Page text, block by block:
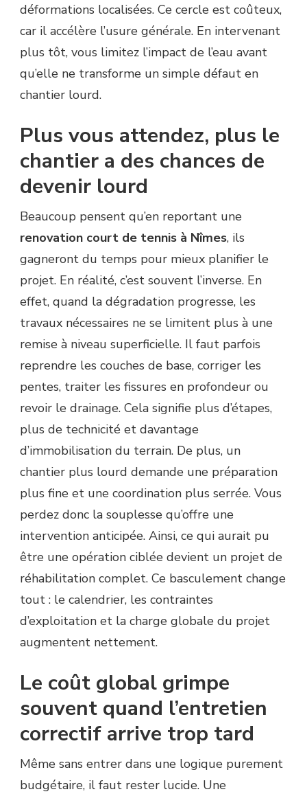
déformations localisées. Ce cercle est coûteux,
car il accélère l’usure générale. En intervenant
plus tôt, vous limitez l’impact de l’eau avant
qu’elle ne transforme un simple défaut en
chantier lourd.
Plus vous attendez, plus le
chantier a des chances de
devenir lourd
Beaucoup pensent qu’en reportant une
renovation court de tennis à Nîmes, ils
gagneront du temps pour mieux planifier le
projet. En réalité, c’est souvent l’inverse. En
effet, quand la dégradation progresse, les
travaux nécessaires ne se limitent plus à une
remise à niveau superficielle. Il faut parfois
reprendre les couches de base, corriger les
pentes, traiter les fissures en profondeur ou
revoir le drainage. Cela signifie plus d’étapes,
plus de technicité et davantage
d’immobilisation du terrain. De plus, un
chantier plus lourd demande une préparation
plus fine et une coordination plus serrée. Vous
perdez donc la souplesse qu’offre une
intervention anticipée. Ainsi, ce qui aurait pu
être une opération ciblée devient un projet de
réhabilitation complet. Ce basculement change
tout : le calendrier, les contraintes
d’exploitation et la charge globale du projet
augmentent nettement.
Le coût global grimpe
souvent quand l’entretien
correctif arrive trop tard
Même sans entrer dans une logique purement
budgétaire, il faut rester lucide. Une